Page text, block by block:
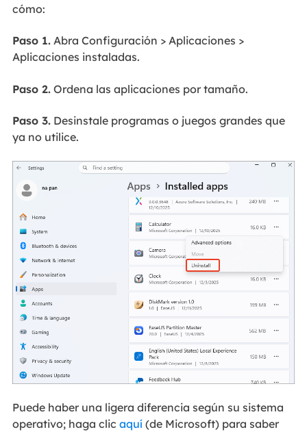
cómo:
Paso 1.Abra Configuración > Aplicaciones >
Aplicaciones instaladas.
Paso 2.Ordena las aplicaciones por tamaño.
Paso 3.Desinstale programas o juegos grandes que
ya no utilice.
Puede haber una ligera diferencia según su sistema
operativo; haga clic aquí(de Microsoft) para saber